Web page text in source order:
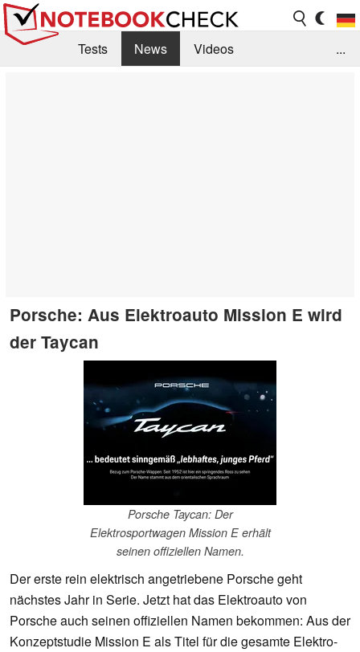
Tests News
Videos
...
Porsche: Aus Elektroauto Mission E wird
der Taycan
Porsche Taycan: Der
Elektrosportwagen Mission E erhält
seinen offiziellen Namen.
Der erste rein elektrisch angetriebene Porsche geht
nächstes Jahr in Serie. Jetzt hat das Elektroauto von
Porsche auch seinen offiziellen Namen bekommen: Aus der
Konzeptstudie Mission E als Titel für die gesamte Elektro-